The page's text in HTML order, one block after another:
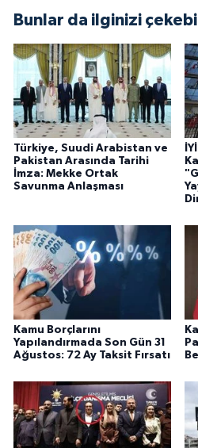
Bunlar da ilginizi
Türkiye, Suudi Arabistan ve
Pakistan Arasında Tarihi
İmza: Mekke Ortak
Savunma Anlaşması
Kamu Borçlarını
Yapılandırmada Son Gün 31
Ağustos: 72 Ay Taksit Fırsatı